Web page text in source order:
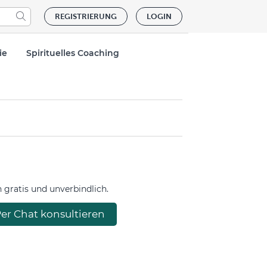
REGISTRIERUNG LOGIN
Spirituelles Coaching
und unverbindlich.
Chat konsultieren